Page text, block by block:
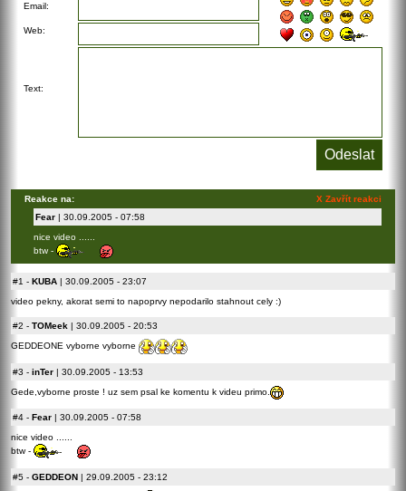
Email:
Web:
Text:
X Zavřít reakci
Reakce na:
Fear | 30.09.2005 - 07:58
nice video ......
btw -
#1 - KUBA | 30.09.2005 - 23:07
video pekny, akorat semi to napoprvy nepodarilo stahnout cely :)
#2 - TOMeek | 30.09.2005 - 20:53
GEDDEONE vyborne vyborne
#3 - inTer | 30.09.2005 - 13:53
Gede,vyborne proste ! uz sem psal ke komentu k videu primo.
#4 - Fear | 30.09.2005 - 07:58
nice video ......
btw -
#5 - GEDDEON | 29.09.2005 - 23:12